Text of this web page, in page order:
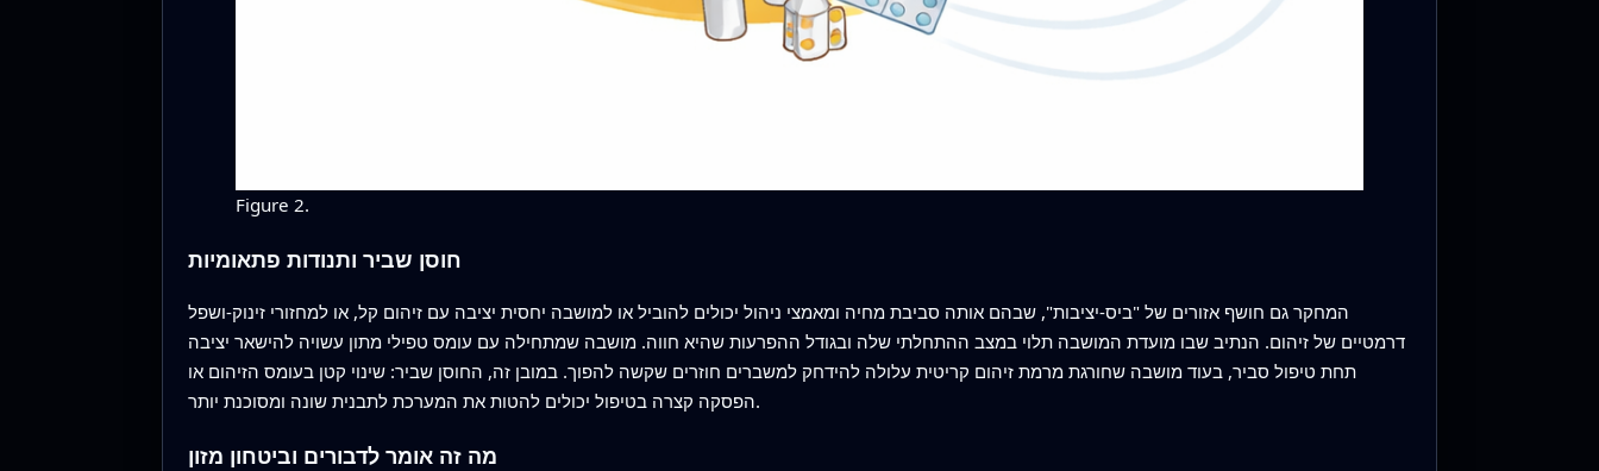
Figure 2.
חוסן שביר ותנודות פתאומיות
המחקר גם חושף אזורים של "ביס‑יציבות", שבהם אותה סביבת מחיה ומאמצי ניהול יכולים להוביל או למושבה יחסית יציבה עם זיהום קל, או למחזורי זינוק‑ושפל
דרמטיים של זיהום. הנתיב שבו מועדת המושבה תלוי במצב ההתחלתי שלה ובגודל ההפרעות שהיא חווה. מושבה שמתחילה עם עומס טפילי מתון עשויה להישאר יציבה
תחת טיפול סביר, בעוד מושבה שחורגת מרמת זיהום קריטית עלולה להידחק למשברים חוזרים שקשה להפוך. במובן זה, החוסן שביר: שינוי קטן בעומס הזיהום או
הפסקה קצרה בטיפול יכולים להטות את המערכת לתבנית שונה ומסוכנת יותר.
מה זה אומר לדבורים וביטחון מזון